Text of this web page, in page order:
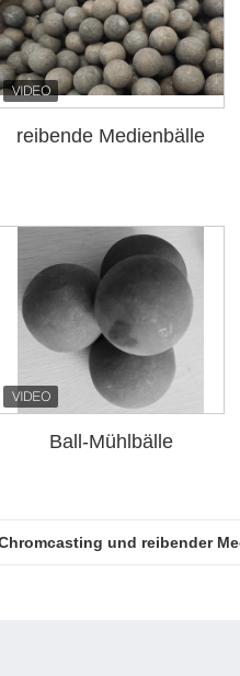
reibende Medienbälle
Ball-Mühlbälle
schmiedeten und